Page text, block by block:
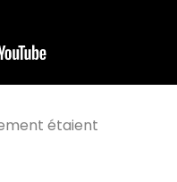
étaient